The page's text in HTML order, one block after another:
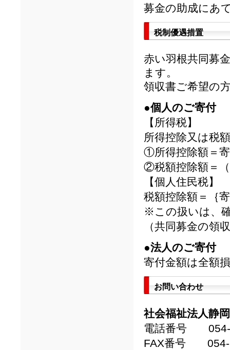
募金の助成にあ
税制優遇措置
赤い羽根共同募
ます。
領収書ご希望の
●個人のご寄付
【所得税】
所得控除又は税
①所得控除額＝
②税額控除額＝
【個人住民税】
税額控除額＝｛
※この扱いは、
（共同募金の領
●法人のご寄付
寄付金額は全額
お問い合わせ
社会福祉法人静
電話番号 054-
FAX番号 054-